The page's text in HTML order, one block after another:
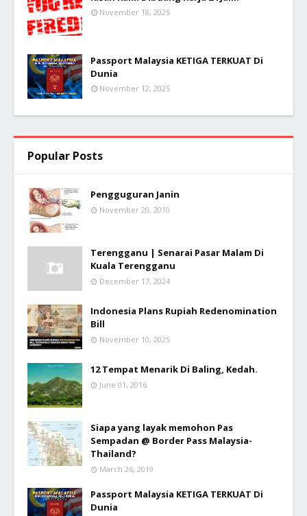
November 18, 2025
Passport Malaysia KETIGA TERKUAT Di
Dunia
November 12, 2025
Popular Posts
Pengguguran Janin
November 20, 2010
Terengganu | Senarai Pasar Malam Di
Kuala Terengganu
December 17, 2024
Indonesia Plans Rupiah Redenomination
Bill
November 10, 2025
12 Tempat Menarik Di Baling, Kedah.
June 01, 2016
Siapa yang layak memohon Pas
Sempadan @ Border Pass Malaysia-
Thailand?
March 26, 2019
Passport Malaysia KETIGA TERKUAT Di
Dunia